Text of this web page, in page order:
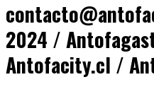
2024 /
Antofacity.cl /